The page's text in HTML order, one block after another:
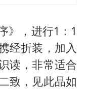
》，进行1：1
经折装，加入
读，非常适合
致，见此品如